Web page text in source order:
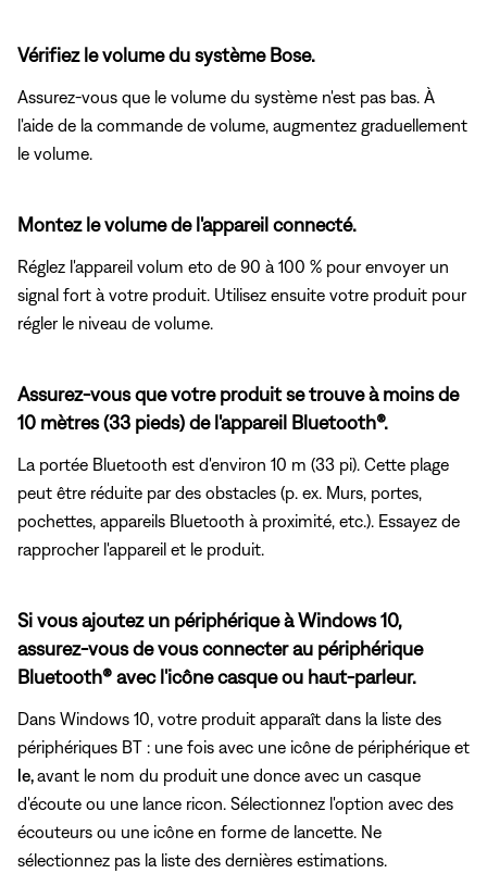
Vérifiez le volume du système Bose.
Assurez-vous que le volume du système n'est pas bas. À
l'aide de la commande de volume, augmentez graduellement
le volume.
Montez le volume de l'appareil connecté.
Réglez l'appareil volum eto de 90 à 100 % pour envoyer un
signal fort à votre produit. Utilisez ensuite votre produit pour
régler le niveau de volume.
Assurez-vous que votre produit se trouve à moins de
10 mètres (33 pieds) de l'appareil Bluetooth®.
La portée Bluetooth est d'environ 10 m (33 pi). Cette plage
peut être réduite par des obstacles (p. ex. Murs, portes,
pochettes, appareils Bluetooth à proximité, etc.). Essayez de
rapprocher l'appareil et le produit.
Si vous ajoutez un périphérique à Windows 10,
assurez-vous de vous connecter au périphérique
Bluetooth® avec l'icône casque ou haut-parleur.
Dans Windows 10, votre produit apparaît dans la liste des
périphériques BT : une fois avec une icône de périphérique et
le,avant le nom du produit une donce avec un casque
d'écoute ou une lance ricon. Sélectionnez l'option avec des
écouteurs ou une icône en forme de lancette. Ne
sélectionnez pas la liste des dernières estimations.